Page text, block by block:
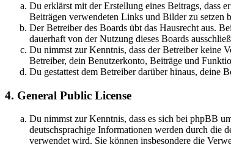
Du erklärst mit der Erstellung eines Beitrags, dass
Beiträgen verwendeten Links und Bilder zu setzen
Der Betreiber des Boards übt das Hausrecht aus.
dauerhaft von der Nutzung dieses Boards
Du nimmst zur Kenntnis, dass der Betreiber keine
Betreiber, dein Benutzerkonto, Beiträge und
Du gestattest dem Betreiber darüber hinaus, deine
4. General Public License
Du nimmst zur Kenntnis, dass es sich bei phpBB
deutschsprachige Informationen werden durch die
verwendet wird. Sie können insbesondere die